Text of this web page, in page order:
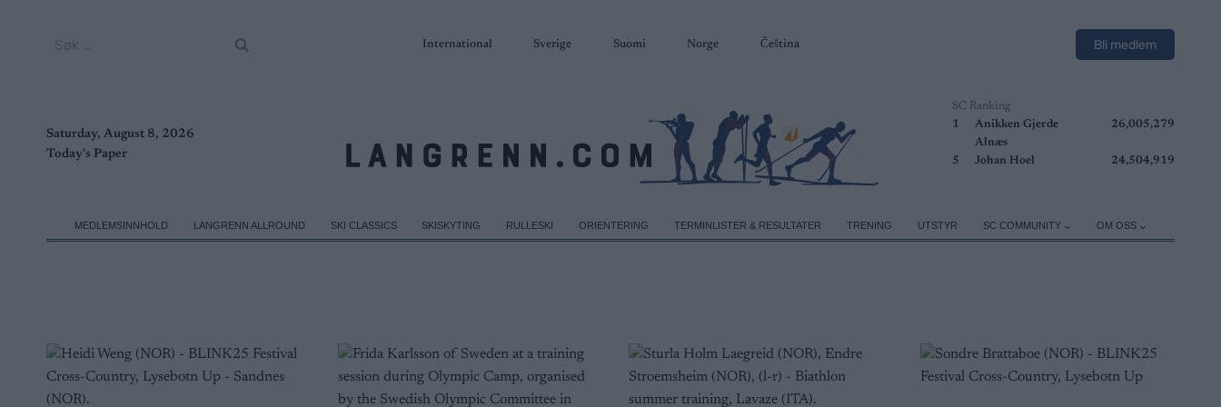
International Sverige Suomi Norge Čeština Bli medlem
Saturday, August 8, 2026
Today's Paper
SC Ranking
1
Anikken Gjerde
Alnæs
26,005,279
5 Johan Hoel 24,504,919
MEDLEMSINNHOLD LANGRENN ALLROUND SKI CLASSICS SKISKYTING RULLESKI ORIENTERING TERMINLISTER & RESULTATER TRENING UTSTYR SC COMMUNITY OM OSS